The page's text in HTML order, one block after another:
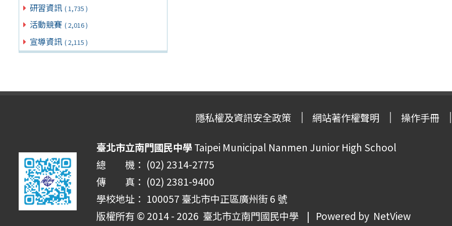
研習資訊 ( 1,735 )
活動競賽 ( 2,016 )
宣導資訊 ( 2,115 )
隱私權及資訊安全政策 網站著作權聲明 操作手冊
臺北市立南門國民中學Taipei Municipal Nanmen Junior High School
總 機： (02) 2314-2775
傳 真： (02) 2381-9400
學校地址： 100057 臺北市中正區廣州街 6 號
版權所有 © 2014 - 2026 臺北市立南門國民中學 | Powered by NetView